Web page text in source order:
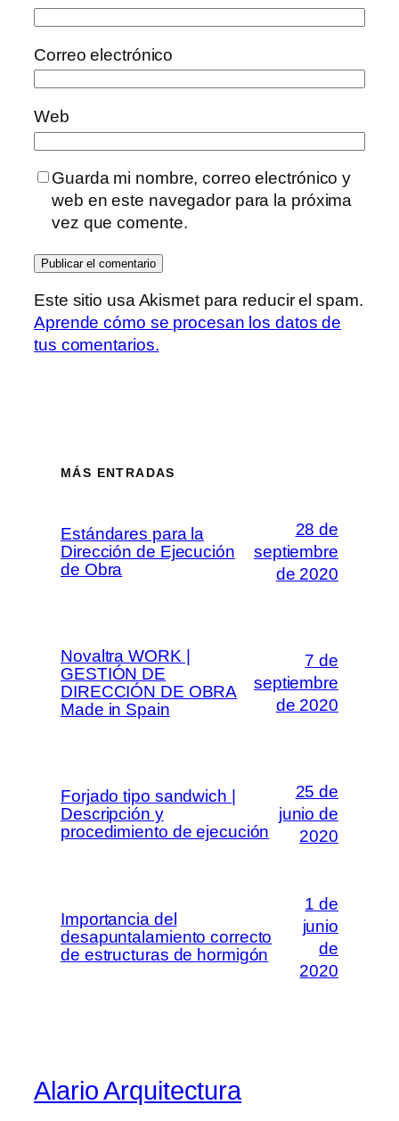
Correo electrónico
Web
Guarda mi nombre, correo electrónico y
web en este navegador para la próxima
vez que comente.
Este sitio usa Akismet para reducir el spam.
Aprende cómo se procesan los datos de
tus comentarios.
MÁS ENTRADAS
Estándares para la
Dirección de Ejecución
de Obra
28 de
septiembre
de 2020
Novaltra WORK |
GESTIÓN DE
DIRECCIÓN DE OBRA
Made in Spain
7 de
septiembre
de 2020
Forjado tipo sandwich |
Descripción y
procedimiento de ejecución
25 de
junio de
2020
Importancia del
desapuntalamiento correcto
de estructuras de hormigón
1 de
junio
de
2020
Alario Arquitectura